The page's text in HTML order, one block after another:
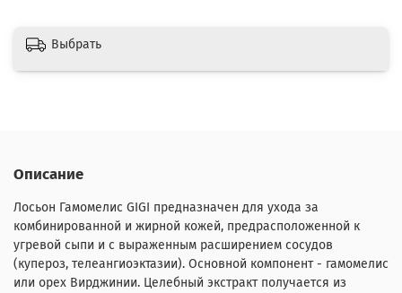
Выбрать
Описание
Лосьон Гамомелис GIGI предназначен для ухода за
комбинированной и жирной кожей, предрасположенной к
угревой сыпи и с выраженным расширением сосудов
(купероз, телеангиоэктазии). Основной компонент - гамомелис
или орех Вирджинии. Целебный экстракт получается из